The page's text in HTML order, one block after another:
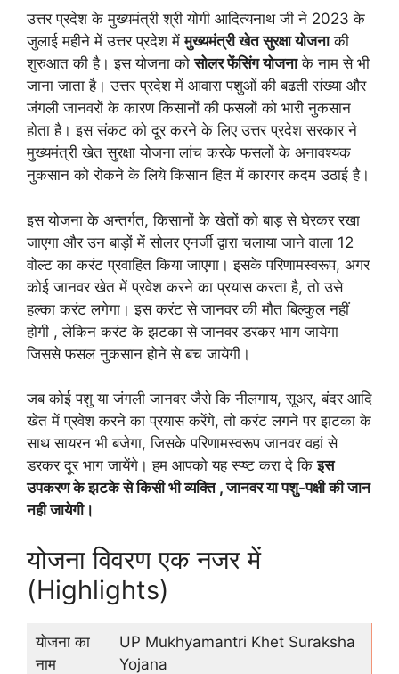
उत्तर प्रदेश के मुख्यमंत्री श्री योगी आदित्यनाथ जी ने 2023 के
जुलाई महीने में उत्तर प्रदेश मेंमुख्यमंत्री खेत सुरक्षा योजनाकी
शुरुआत की है। इस योजना कोसोलर फेंसिंग योजनाके नाम से भी
जाना जाता है। उत्तर प्रदेश में आवारा पशुओं की बढती संख्या और
जंगली जानवरों के कारण किसानों की फसलों को भारी नुकसान
होता है। इस संकट को दूर करने के लिए उत्तर प्रदेश सरकार ने
मुख्यमंत्री खेत सुरक्षा योजना लांच करके फसलों के अनावश्यक
नुकसान को रोकने के लिये किसान हित में कारगर कदम उठाई है।
इस योजना के अन्तर्गत, किसानों के खेतों को बाड़ से घेरकर रखा
जाएगा और उन बाड़ों में सोलर एनर्जी द्वारा चलाया जाने वाला 12
वोल्ट का करंट प्रवाहित किया जाएगा। इसके परिणामस्वरूप, अगर
कोई जानवर खेत में प्रवेश करने का प्रयास करता है, तो उसे
हल्का करंट लगेगा। इस करंट से जानवर की मौत बिल्कुल नहीं
होगी , लेकिन करंट के झटका से जानवर डरकर भाग जायेगा
जिससे फसल नुकसान होने से बच जायेगी।
जब कोई पशु या जंगली जानवर जैसे कि नीलगाय, सूअर, बंदर आदि
खेत में प्रवेश करने का प्रयास करेंगे, तो करंट लगने पर झटका के
साथ सायरन भी बजेगा, जिसके परिणामस्वरूप जानवर वहां से
डरकर दूर भाग जायेंगे। हम आपको यह स्प्ष्ट करा दे किइस
उपकरण के झटके से किसी भी व्यक्ति , जानवर या पशु-पक्षी की जान
नही जायेगी।
योजना विवरण एक नजर में
(Highlights)
योजना का
नाम
UP Mukhyamantri Khet Suraksha
Yojana